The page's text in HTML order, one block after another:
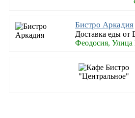
Бистро Аркадия
Доставка еды от
Феодосия, Улица